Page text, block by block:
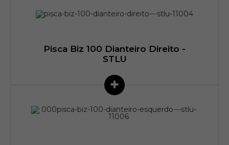
Pisca Biz 100 Dianteiro Direito -
STLU
+